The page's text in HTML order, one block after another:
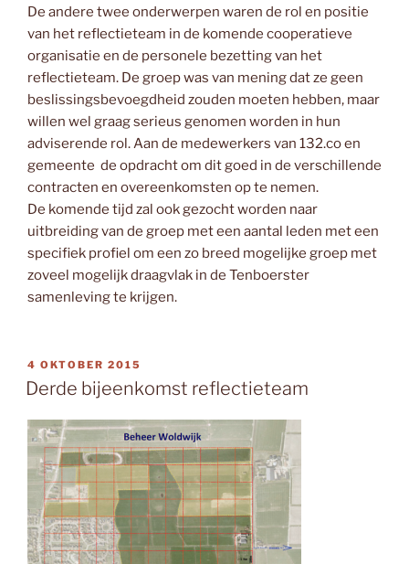
De andere twee onderwerpen waren de rol en positie
van het reflectieteam in de komende cooperatieve
organisatie en de personele bezetting van het
reflectieteam. De groep was van mening dat ze geen
beslissingsbevoegdheid zouden moeten hebben, maar
willen wel graag serieus genomen worden in hun
adviserende rol. Aan de medewerkers van 132.co en
gemeente de opdracht om dit goed in de verschillende
contracten en overeenkomsten op te nemen.
De komende tijd zal ook gezocht worden naar
uitbreiding van de groep met een aantal leden met een
specifiek profiel om een zo breed mogelijke groep met
zoveel mogelijk draagvlak in de Tenboerster
samenleving te krijgen.
GEPLAATST
OP
4 OKTOBER 2015
Derde bijeenkomst reflectieteam